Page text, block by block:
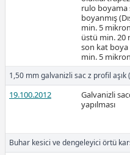
rulo boyama
boyanmış
min. 5
üstü min. 20
son kat boya
min. 5
1,50 mm galvanizli sac z profil
19.100.2012
Galvanizli
yapılması
Buhar kesici ve dengeleyici örtü